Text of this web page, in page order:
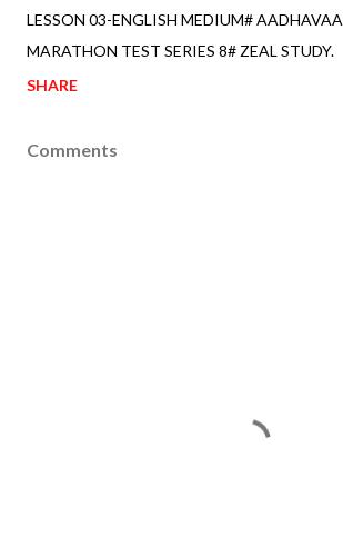
LESSON 03-ENGLISH MEDIUM# AADHAVAA
MARATHON TEST SERIES 8# ZEAL STUDY.
SHARE
Comments